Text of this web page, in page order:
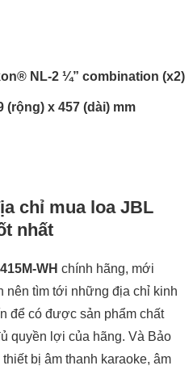
NL-2 ¼” combination (x2)
(rộng) x 457 (dài) mm
chỉ mua loa JBL
nhất
-WH chính hãng, mới
nên tìm tới những địa chỉ kinh
để có được sản phẩm chất
quyền lợi của hãng. Và Bảo
bị âm thanh karaoke, âm